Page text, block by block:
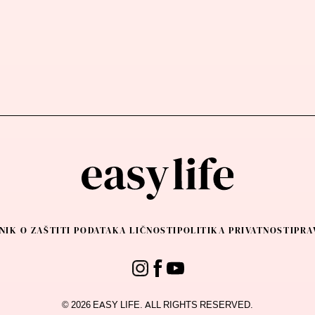
O ZAŠTITI PODATAKA LIČNOSTIPOLITIKA PRIVATNOSTI
© 2026 EASY LIFE. ALL RIGHTS RESERVED.